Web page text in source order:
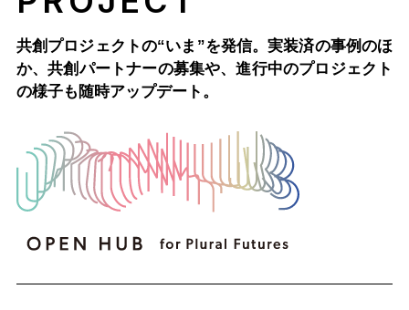
共創プロジェクトの“いま”を発信。実装済の事例のほ
か、共創パートナーの募集や、進行中のプロジェクト
の様子も随時アップデート。